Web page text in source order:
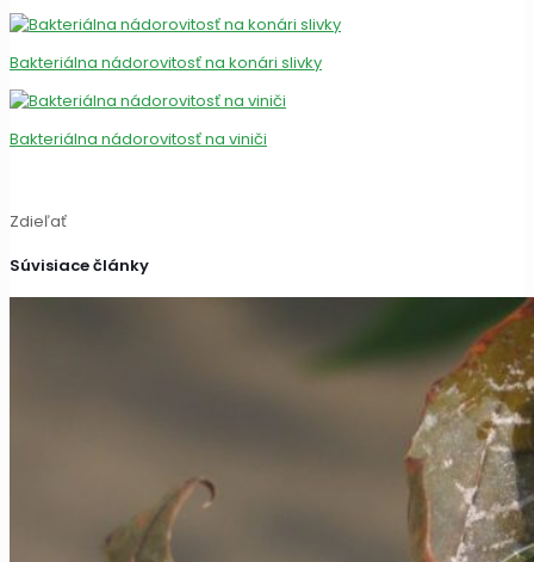
Bakteriálna nádorovitosť na konári slivky
Bakteriálna nádorovitosť na viniči
Zdieľať
Súvisiace články